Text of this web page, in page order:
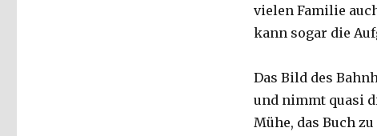
vielen Familie
kann sogar die
Das Bild des
und nimmt quasi
Mühe, das Buch